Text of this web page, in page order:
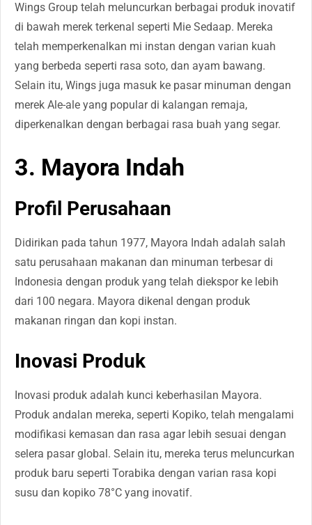
Wings Group telah meluncurkan berbagai produk inovatif
di bawah merek terkenal seperti Mie Sedaap. Mereka
telah memperkenalkan mi instan dengan varian kuah
yang berbeda seperti rasa soto, dan ayam bawang.
Selain itu, Wings juga masuk ke pasar minuman dengan
merek Ale-ale yang popular di kalangan remaja,
diperkenalkan dengan berbagai rasa buah yang segar.
3. Mayora Indah
Profil Perusahaan
Didirikan pada tahun 1977, Mayora Indah adalah salah
satu perusahaan makanan dan minuman terbesar di
Indonesia dengan produk yang telah diekspor ke lebih
dari 100 negara. Mayora dikenal dengan produk
makanan ringan dan kopi instan.
Inovasi Produk
Inovasi produk adalah kunci keberhasilan Mayora.
Produk andalan mereka, seperti Kopiko, telah mengalami
modifikasi kemasan dan rasa agar lebih sesuai dengan
selera pasar global. Selain itu, mereka terus meluncurkan
produk baru seperti Torabika dengan varian rasa kopi
susu dan kopiko 78°C yang inovatif.